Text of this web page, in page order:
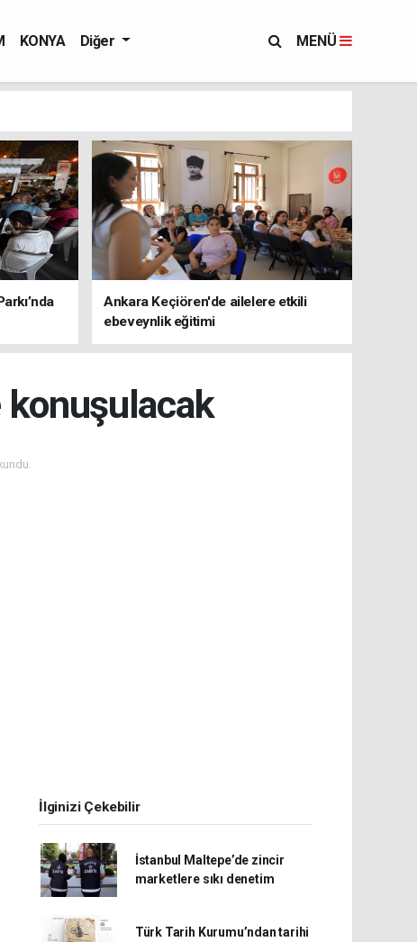
KONYA Diğer MENÜ
Ankara Keçiören'de ailelere etkili
ebeveynlik eğitimi
konuşulacak
İlginizi Çekebilir
İstanbul Maltepe’de zincir
marketlere sıkı denetim
Türk Tarih Kurumu’ndan tarihi